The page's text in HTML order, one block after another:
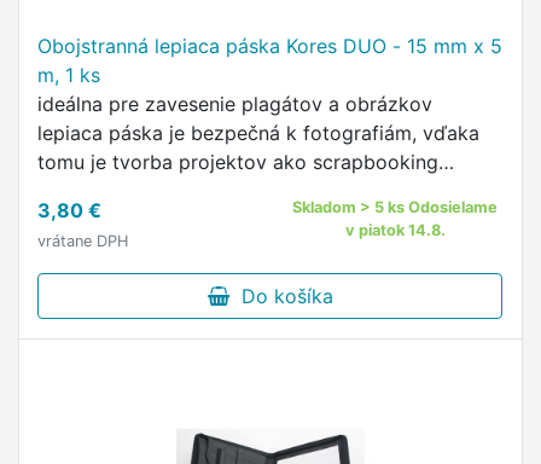
Obojstranná lepiaca páska Kores DUO - 15 mm x 5
m, 1 ks
ideálna pre zavesenie plagátov a obrázkov
lepiaca páska je bezpečná k fotografiám, vďaka
tomu je tvorba projektov ako scrapbooking
dodávame tieto rozmery: 15 mm a 30 mm
3,80 €
vrátane DPH
Skladom > 5 ks Odosielame
v piatok 14.8.
Do košíka